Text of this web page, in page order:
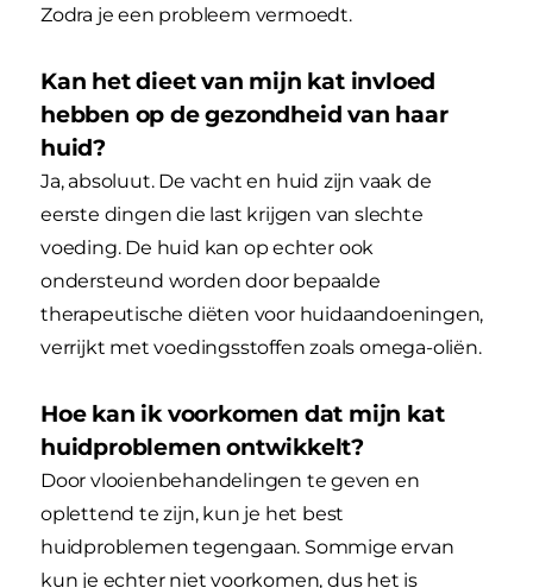
Zodra je een probleem vermoedt.
Kan het dieet van mijn kat invloed
hebben op de gezondheid van haar
huid?
Ja, absoluut. De vacht en huid zijn vaak de
eerste dingen die last krijgen van slechte
voeding. De huid kan op echter ook
ondersteund worden door bepaalde
therapeutische diëten voor huidaandoeningen,
verrijkt met voedingsstoffen zoals omega-oliën.
Hoe kan ik voorkomen dat mijn kat
huidproblemen ontwikkelt?
Door vlooienbehandelingen te geven en
oplettend te zijn, kun je het best
huidproblemen tegengaan. Sommige ervan
kun je echter niet voorkomen, dus het is